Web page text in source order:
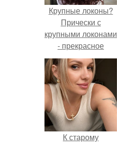
Крупные локоны?
Прически с
крупными локонами
- прекрасное
решение для
повседневного и
торжественного
образа.
К старому